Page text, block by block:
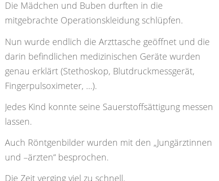
Die Mädchen und Buben durften in die
mitgebrachte Operationskleidung schlüpfen.
Nun wurde endlich die Arzttasche geöffnet und die
darin befindlichen medizinischen Geräte wurden
genau erklärt (Stethoskop, Blutdruckmessgerät,
Fingerpulsoximeter, …).
Jedes Kind konnte seine Sauerstoffsättigung messen
lassen.
Auch Röntgenbilder wurden mit den „Jungärztinnen
und –ärzten“ besprochen.
Die Zeit verging viel zu schnell.